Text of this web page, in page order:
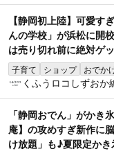
【静岡初上陸】可愛
んの学校」が浜松に開
は売り切れ前に絶対ゲ
子育て ショップ おでか
くふうロコしずおか
「静岡おでん」がかき
庵】の攻めすぎ新作に
け放題」も♪夏限定かき